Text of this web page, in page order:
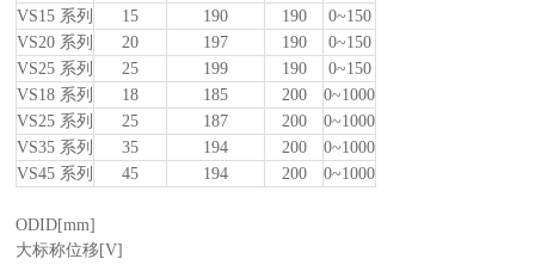
VS15 系列
15 190 190
0~150
VS20 系列
20 197 190
0~150
VS25 系列
25 199 190
0~150
VS18 系列
18 185 200
0~1000
VS25 系列
25 187 200
0~1000
VS35 系列
35 194 200
0~1000
VS45 系列
45 194 200 0~1000
ODID[mm]
大标称位移 [V]